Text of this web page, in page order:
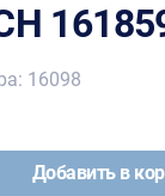
16098
Добавить в